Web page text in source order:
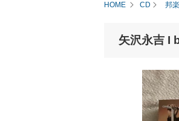
HOME CD 邦楽
矢沢永吉 I